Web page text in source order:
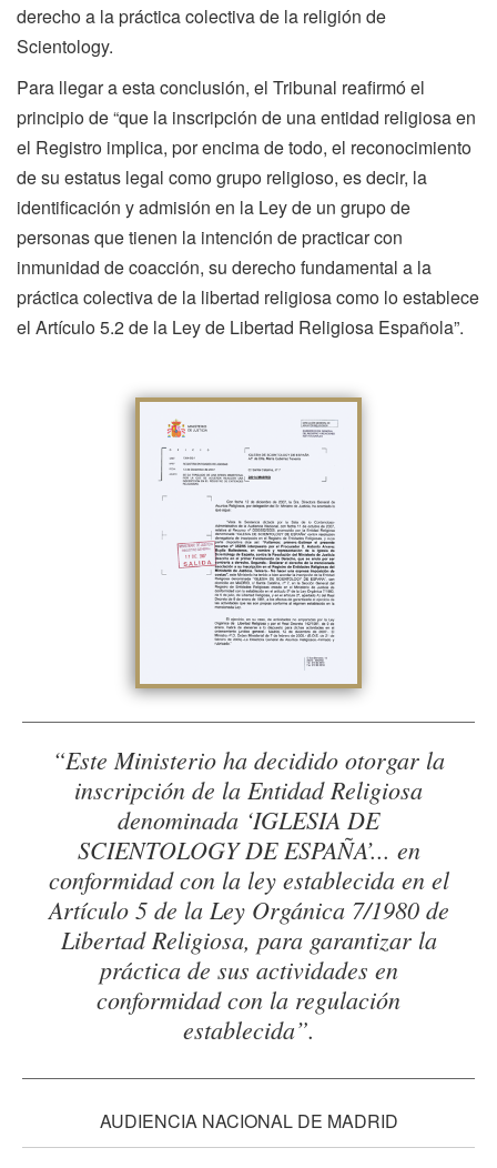
derecho a la práctica colectiva de la religión de
Scientology.
Para llegar a esta conclusión, el Tribunal reafirmó el
principio de “que la inscripción de una entidad religiosa en
el Registro implica, por encima de todo, el reconocimiento
de su estatus legal como grupo religioso, es decir, la
identificación y admisión en la Ley de un grupo de
personas que tienen la intención de practicar con
inmunidad de coacción, su derecho fundamental a la
práctica colectiva de la libertad religiosa como lo establece
el Artículo 5.2 de la Ley de Libertad Religiosa Española”.
“Este Ministerio ha decidido otorgar la
inscripción de la Entidad Religiosa
denominada ‘IGLESIA DE
SCIENTOLOGY DE ESPAÑA’... en
conformidad con la ley establecida en el
Artículo 5 de la Ley Orgánica 7/1980 de
Libertad Religiosa, para garantizar la
práctica de sus actividades en
conformidad con la regulación
establecida”.
AUDIENCIA NACIONAL DE MADRID